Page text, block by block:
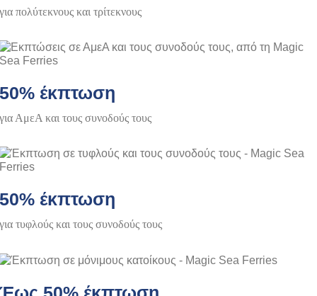
για πολύτεκνους και τρίτεκνους
50% έκπτωση
για ΑμεΑ και τους συνοδούς τους
50% έκπτωση
για τυφλούς και τους συνοδούς τους